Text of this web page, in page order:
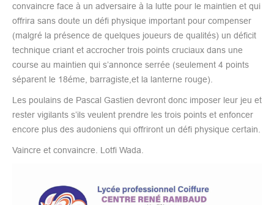
convaincre face à un adversaire à la lutte pour le maintien et qui
offrira sans doute un défi physique important pour compenser
(malgré la présence de quelques joueurs de qualités) un déficit
technique criant et accrocher trois points cruciaux dans une
course au maintien qui s’annonce serrée (seulement 4 points
séparent le 18éme, barragiste,et la lanterne rouge).
Les poulains de Pascal Gastien devront donc imposer leur jeu et
rester vigilants s’ils veulent prendre les trois points et enfoncer
encore plus des audoniens qui offriront un défi physique certain.
Vaincre et convaincre. Lotfi Wada.